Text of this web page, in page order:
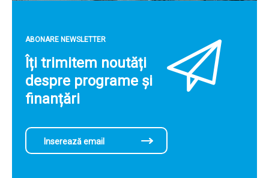
ABONARE NEWSLETTER
Îți trimitem noutăți
despre programe și
finanțări